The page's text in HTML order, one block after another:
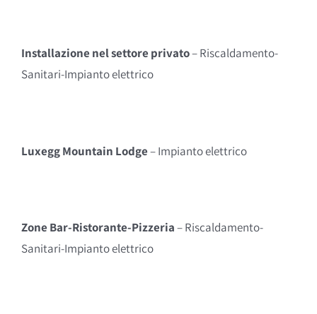
Installazione nel settore privato– Riscaldamento-
Sanitari-Impianto elettrico
Luxegg Mountain Lodge– Impianto elettrico
Zone Bar-Ristorante-Pizzeria– Riscaldamento-
Sanitari-Impianto elettrico